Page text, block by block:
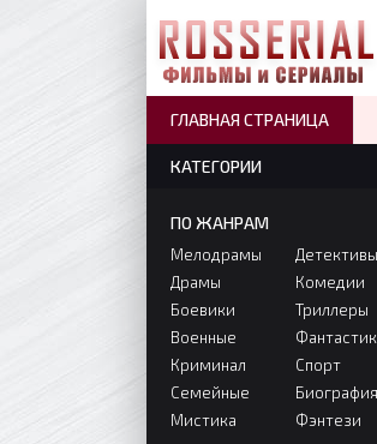
КАТЕГОРИИ
ПО ЖАНРАМ
Мелодрамы
Драмы
Боевики
Военные
Криминал
Семейные
Мистика
Детективы
Комедии
Триллеры
Спорт
Биография
Фэнтези
ГЛАВНАЯ СТРАНИЦА